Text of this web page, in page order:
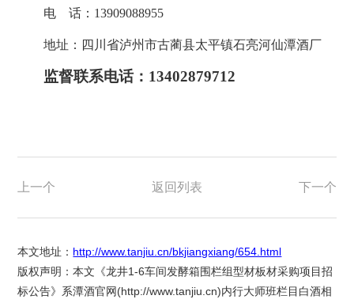
电 话： 13909088955
地址：四川省泸州市古蔺县太平镇石亮河仙潭酒厂
监督联系电话： 13402879712
上一个 返回列表 下一个
本文地址： http://www.tanjiu.cn/bkjiangxiang/654.html
版权声明：本文《龙井1-6车间发酵箱围栏组型材板材采购项目招
标公告》系潭酒官网(http://www.tanjiu.cn)内行大师班栏目白酒相